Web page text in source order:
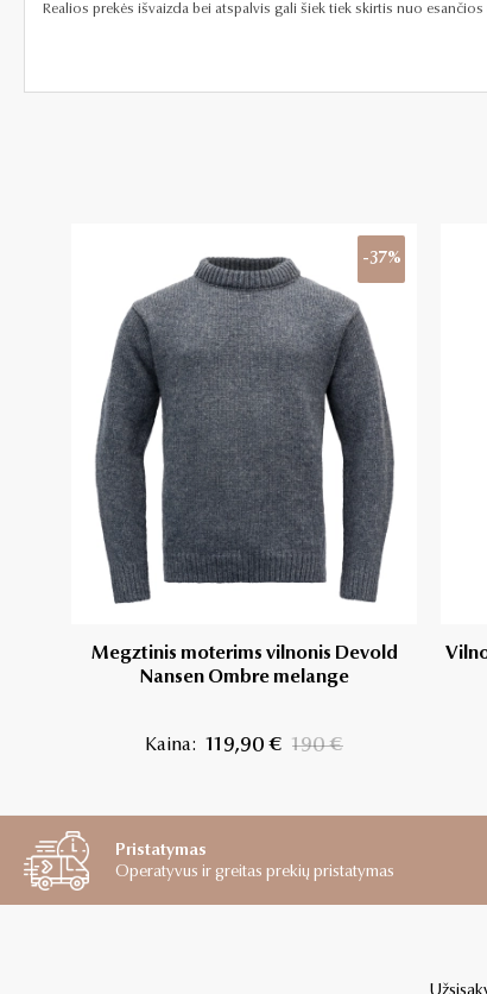
Realios prekės išvaizda bei atspalvis gali šiek tiek skirtis nuo
-37%
Megztinis moterims vilnonis Devold
Nansen Ombre melange
Kaina: 119,90 € 190 €
Pristatymas
Operatyvus ir greitas prekių pristatymas